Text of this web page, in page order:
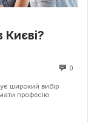
Києві?
0
широкий вибір
професію